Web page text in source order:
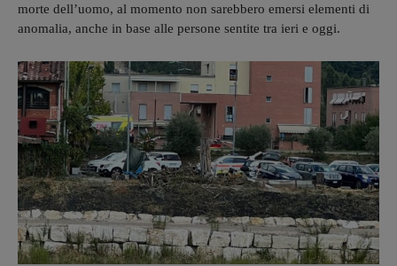
morte dell’uomo, al momento non sarebbero emersi elementi di
anomalia, anche in base alle persone sentite tra ieri e oggi.